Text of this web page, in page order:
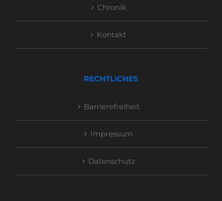
Chronik
Kontakt
RECHTLICHES
Barrierefreiheit
Impressum
Datenschutz